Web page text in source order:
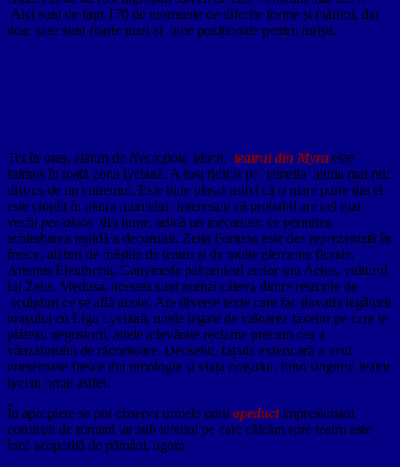
Aici sunt de fapt 170 de morminte de diferite forme și mărimi, dar
doar șase sunt foarte mari și bine poziționate pentru turiști.
Tot în oraș, alături de Necropola Mării, teatrul din Myra este
faimos în toată zona lyciană. A fost ridicat pe temelia altuia mai mic
distrus de un cutremur. Este bine plasat astfel că o mare parte din el
este cioplit în piatra muntelui. Interesant că probabil are cel mai
vechi periaktos din lume, adică un mecanism ce permitea
schimbarea rapidă a decorului. Zeița Fortuna este des reprezentată în
fresce, alături de măștile de teatru și de multe elemente florale.
Artemis Eleutheria, Ganymede paharnicul zeilor sau Aetos, vulturul
lui Zeus, Medusa, acestea sunt numai câteva dintre resturile de
sculpturi ce se află acolo. Are diverse texte care fac dovada legăturii
orașului cu Liga Lyciană, unele legate de valoarea taxelor pe care le
plăteau negustorii, altele adevărate reclame precum cea a
vânzătorului de răcoritoare. Deosebit, fațada exterioară a avut
numeroase fresce din mitologie și viața orașului, fiind singurul teatru
lycian ornat astfel.
În apropiere se pot observa urmele unui apeductimpresionant
construit de romani iar sub terenul pe care călcăm spre teatru este
încă acoperită de pământ, agora.